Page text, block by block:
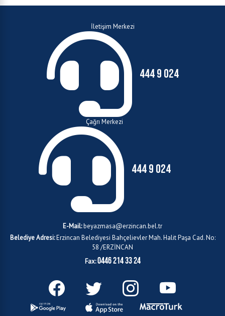
İletişim Merkezi
444 9 024
Çağrı Merkezi
444 9 024
E-Mail:beyazmasa@erzincan.bel.tr
Belediye Adresi:Erzincan Belediyesi Bahçelievler Mah. Halit Paşa Cad. No:
58 /ERZİNCAN
Fax:0446 214 33 24